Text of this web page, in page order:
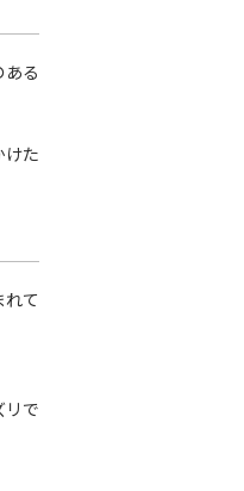
る
けた
て
リで